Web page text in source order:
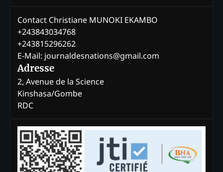
Contact Christiane MUNOKI EKAMBO
+243843034768
+243815296262
E-Mail: journaldesnations@gmail.com
Adresse
2, Avenue de la Science
Kinshasa/Gombe
RDC